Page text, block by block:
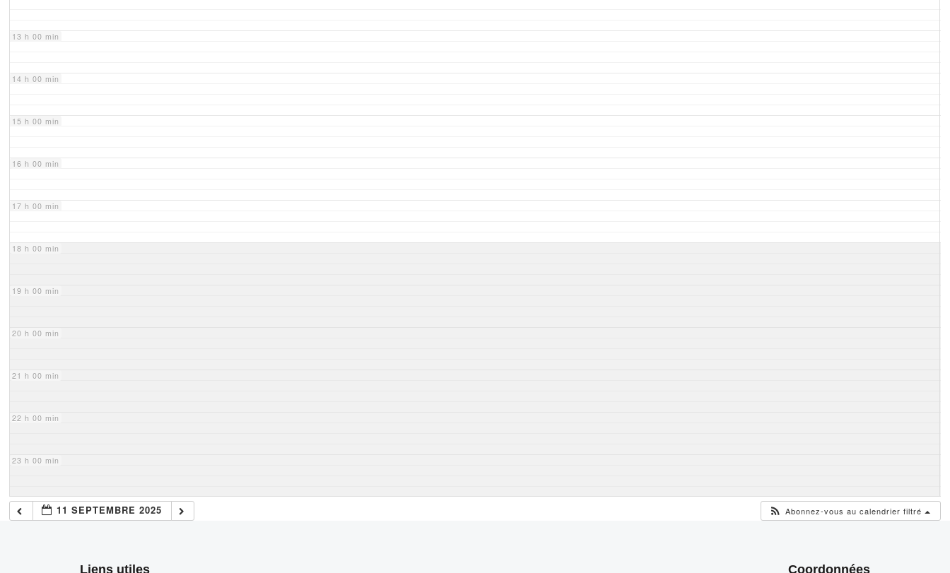
13 h 00 min
14 h 00 min
15 h 00 min
16 h 00 min
17 h 00 min
18 h 00 min
19 h 00 min
20 h 00 min
21 h 00 min
22 h 00 min
23 h 00 min
11 SEPTEMBRE 2025 Abonnez-vous au calendrier filtré
Liens utiles Coordonnées